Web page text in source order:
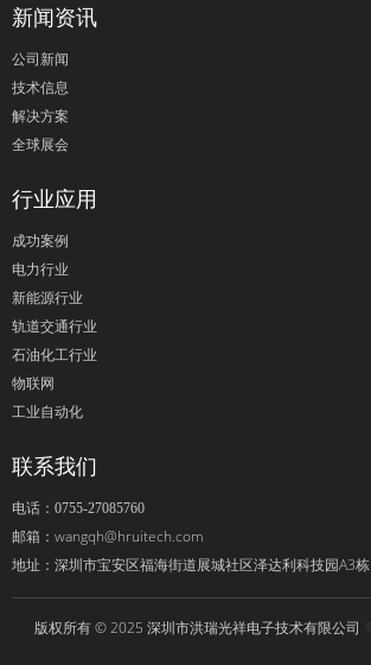
新闻资讯
公司新闻
技术信息
解决方案
全球展会
行业应用
成功案例
电力行业
新能源行业
轨道交通行业
石油化工行业
物联网
工业自动化
联系我们
电话：0755-27085760
邮箱： wangqh@hruitech.com
地址： 深圳市宝安区福海街道展城社区泽达利科技园A3栋
版权所有 © 2025 深圳市洪瑞光祥电子技术有限公司